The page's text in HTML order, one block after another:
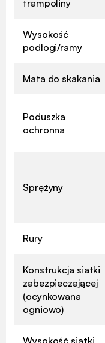
trampoliny
Wysokość
podłogi/ramy
Mata do skakania
Poduszka
ochronna
Sprężyny
Rury
Konstrukcja siatki
zabezpieczającej
(ocynkowana
ogniowo)
Wysokość siatki